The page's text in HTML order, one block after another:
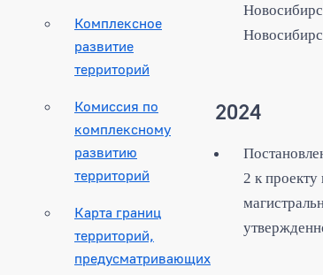
Комплексное
развитие
территорий
Комиссия по
комплексному
развитию
территорий
Карта границ
территорий,
предусматривающих
2024
2 к